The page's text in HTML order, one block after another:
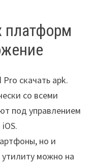
платформ
скачать apk.
со всеми
под управлением
но и
можно на